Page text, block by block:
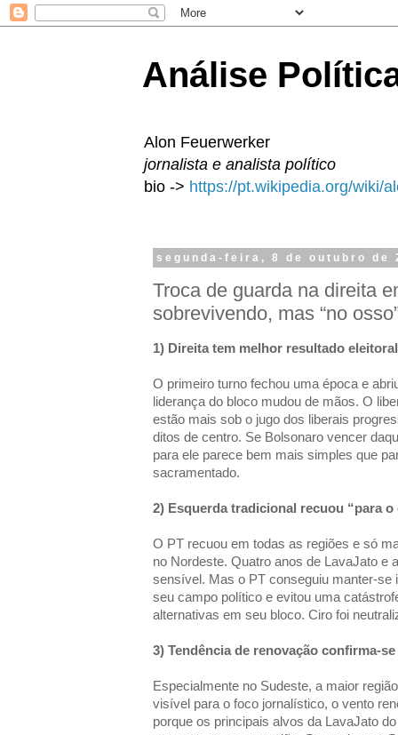
Análise
Alon Feuerwerker
jornalista e analista político
bio -> https://pt.wikipedia.org/wiki/
segunda-feira, 8 de outubro de
Troca de guarda na direita
sobrevivendo, mas “no
1) Direita tem melhor resultado
O primeiro turno fechou uma época e
liderança do bloco mudou de mãos. O
estão mais sob o jugo dos liberais
ditos de centro. Se Bolsonaro vencer
para ele parece bem mais simples que
sacramentado.
2) Esquerda tradicional recuou “para
O PT recuou em todas as regiões e só
no Nordeste. Quatro anos de LavaJato e
sensível. Mas o PT conseguiu manter-se
seu campo político e evitou uma
alternativas em seu bloco. Ciro foi
3) Tendência de renovação confirma-se
Especialmente no Sudeste, a maior
visível para o foco jornalístico, o vento
porque os principais alvos da LavaJato